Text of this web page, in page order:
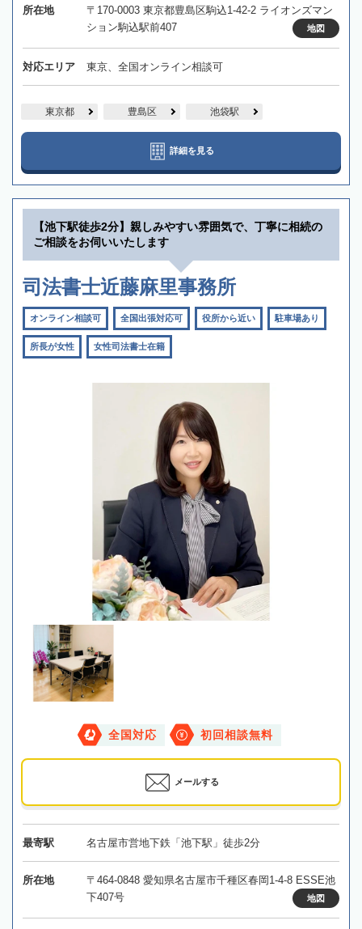
所在地
〒170-0003 東京都豊島区駒込1-42-2 ライオンズマン
ション駒込駅前407
地図
対応エリア 東京、全国オンライン相談可
東京都 豊島区 池袋駅
詳細を見る
【池下駅徒歩2分】親しみやすい雰囲気で、丁寧に相続の
ご相談をお伺いいたします
司法書士近藤麻里事務所
オンライン相談可 全国出張対応可 役所から近い 駐車場あり
所長が女性 女性司法書士在籍
全国対応 初回相談無料
メールする
最寄駅 名古屋市営地下鉄「池下駅」徒歩2分
所在地
〒464-0848 愛知県名古屋市千種区春岡1-4-8 ESSE池
下407号
地図